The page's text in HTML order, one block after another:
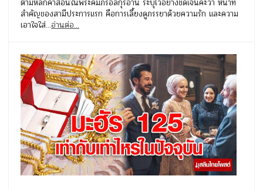
ตามหลักคำสอนในพระคัมภีร์อัลกุรอ่าน ระบุไว้อย่างชัดเจนค่ะว่า หน้าที่
สำคัญของสามีประการแรก คือการเลี้ยงดูภรรยาด้วยความรัก และความ
เอาใจใส่...อ่านต่อ...